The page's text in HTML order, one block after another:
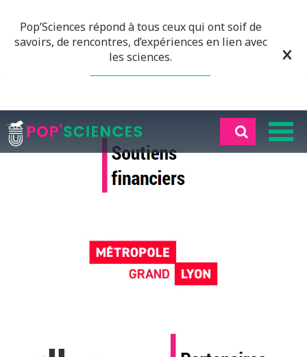
Pop’Sciences répond à tous ceux qui ont soif de
savoirs, de rencontres, d’expériences en lien avec
les sciences.